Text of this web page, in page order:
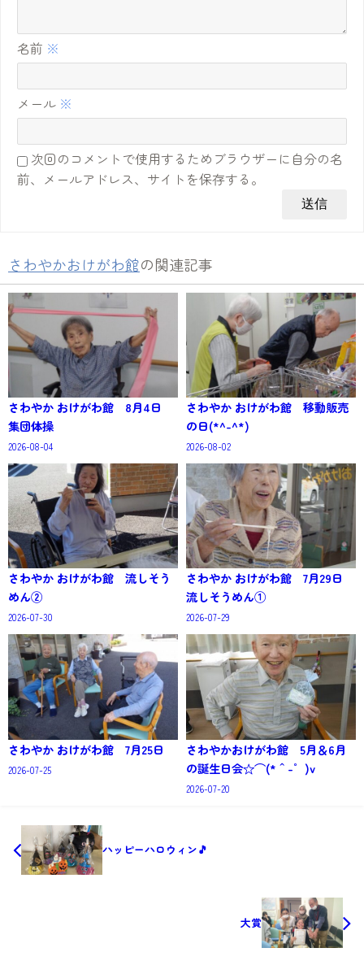
名前 ※
メール ※
次回のコメントで使用するためブラウザーに自分の名
前、メールアドレス、サイトを保存する。
さわやかおけがわ館の関連記事
さわやか おけがわ館 8月4日
集団体操
2026-08-04
さわやか おけがわ館 移動販売
の日(*^-^*)
2026-08-02
さわやか おけがわ館 流しそう
めん②
2026-07-30
さわやか おけがわ館 7月29日
流しそうめん①
2026-07-29
さわやか おけがわ館 7月25日
2026-07-25
さわやかおけがわ館 5月＆6月
の誕生日会☆⌒(*＾-゜)v
2026-07-20
ハッピーハロウィン🎵
大賞